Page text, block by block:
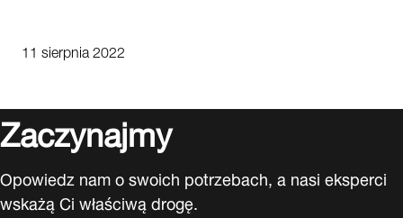
11 sierpnia 2022
Zaczynajmy
Opowiedz nam o swoich potrzebach, a nasi eksperci
wskażą Ci właściwą drogę.